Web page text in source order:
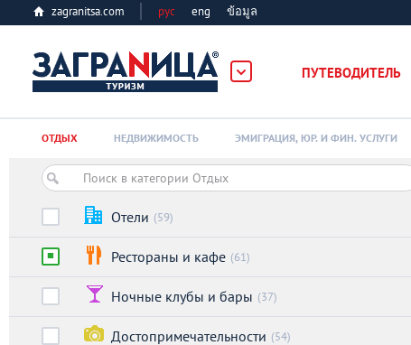
zagranitsa.com рус eng ข้อมูล
ПУТЕВОДИТЕЛЬ
Алматы
ОТДЫХ НЕДВИЖИМОСТЬ ЭМИГРАЦИЯ, ЮР. И ФИН. УСЛУГИ
Отели (59)
Рестораны и кафе (61)
Ночные клубы и бары (37)
Достопримечательности (54)